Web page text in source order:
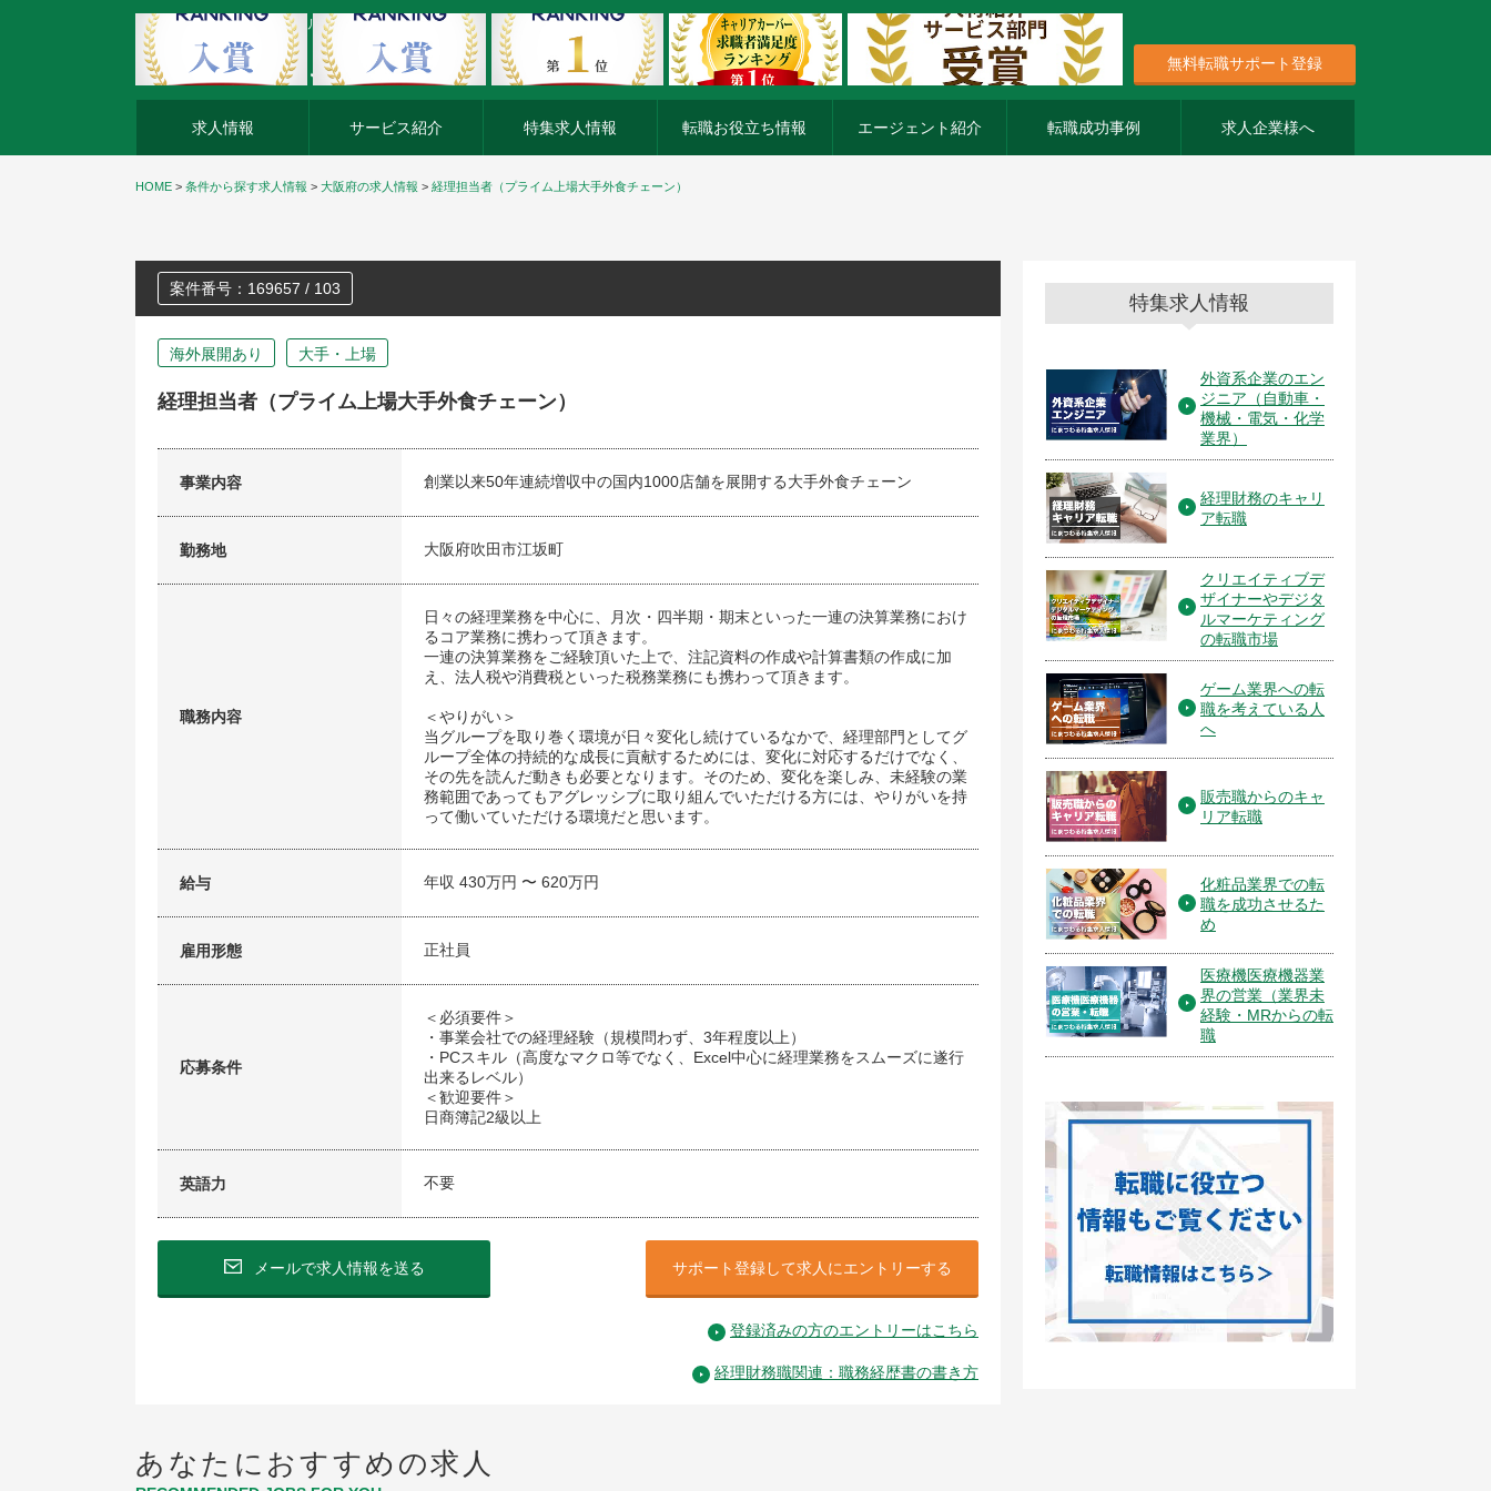
外資系企業の転職・キャリア転職ならアージスジャパン
無料転職サポート登録
求人情報 サービス紹介 特集求人情報 転職お役立ち情報 エージェント紹介 転職成功事例 求人企業様へ
HOME > 条件から探す求人情報 > 大阪府の求人情報 > 経理担当者（プライム上場大手外食チェーン）
案件番号：169657 / 103
海外展開あり 大手・上場
経理担当者（プライム上場大手外食チェーン）
事業内容 創業以来50年連続増収中の国内1000店舗を展開する大手外食チェーン
勤務地 大阪府吹田市江坂町
職務内容
日々の経理業務を中心に、月次・四半期・期末といった一連の決算業務におけ
るコア業務に携わって頂きます。
一連の決算業務をご経験頂いた上で、注記資料の作成や計算書類の作成に加
え、法人税や消費税といった税務業務にも携わって頂きます。
＜やりがい＞
当グループを取り巻く環境が日々変化し続けているなかで、経理部門としてグ
ループ全体の持続的な成長に貢献するためには、変化に対応するだけでなく、
その先を読んだ動きも必要となります。そのため、変化を楽しみ、未経験の業
務範囲であってもアグレッシブに取り組んでいただける方には、やりがいを持
って働いていただける環境だと思います。
給与 年収 430万円 〜 620万円
雇用形態 正社員
応募条件
＜必須要件＞
・事業会社での経理経験（規模問わず、3年程度以上）
・PCスキル（高度なマクロ等でなく、Excel中心に経理業務をスムーズに遂行
出来るレベル）
＜歓迎要件＞
日商簿記2級以上
英語力 不要
メールで求人情報を送る サポート登録して求人にエントリーする
登録済みの方のエントリーはこちら
経理財務職関連：職務経歴書の書き方
あなたにおすすめの求人
特集求人情報
外資系企業のエン
ジニア（自動車・
機械・電気・化学
業界）
経理財務のキャリ
ア転職
クリエイティブデ
ザイナーやデジタ
ルマーケティング
の転職市場
ゲーム業界への転
職を考えている人
へ
販売職からのキャ
リア転職
化粧品業界での転
職を成功させるた
め
医療機医療機器業
界の営業（業界未
経験・MRからの転
職